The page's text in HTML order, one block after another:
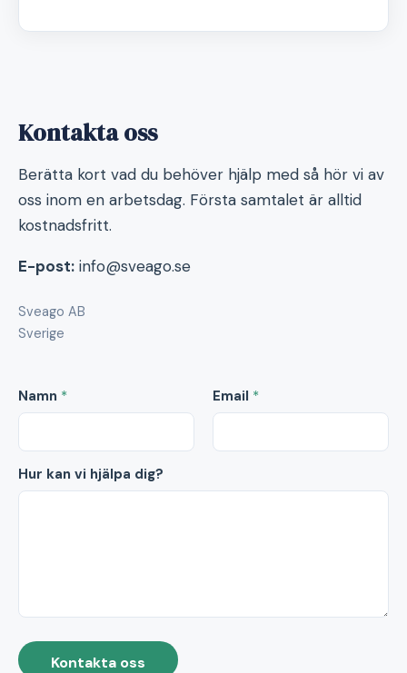
Kontakta oss
Berätta kort vad du behöver hjälp med så hör vi av
oss inom en arbetsdag. Första samtalet är alltid
kostnadsfritt.
E-post: info@sveago.se
Sveago AB
Sverige
Namn * Email *
Hur kan vi hjälpa dig?
Kontakta oss